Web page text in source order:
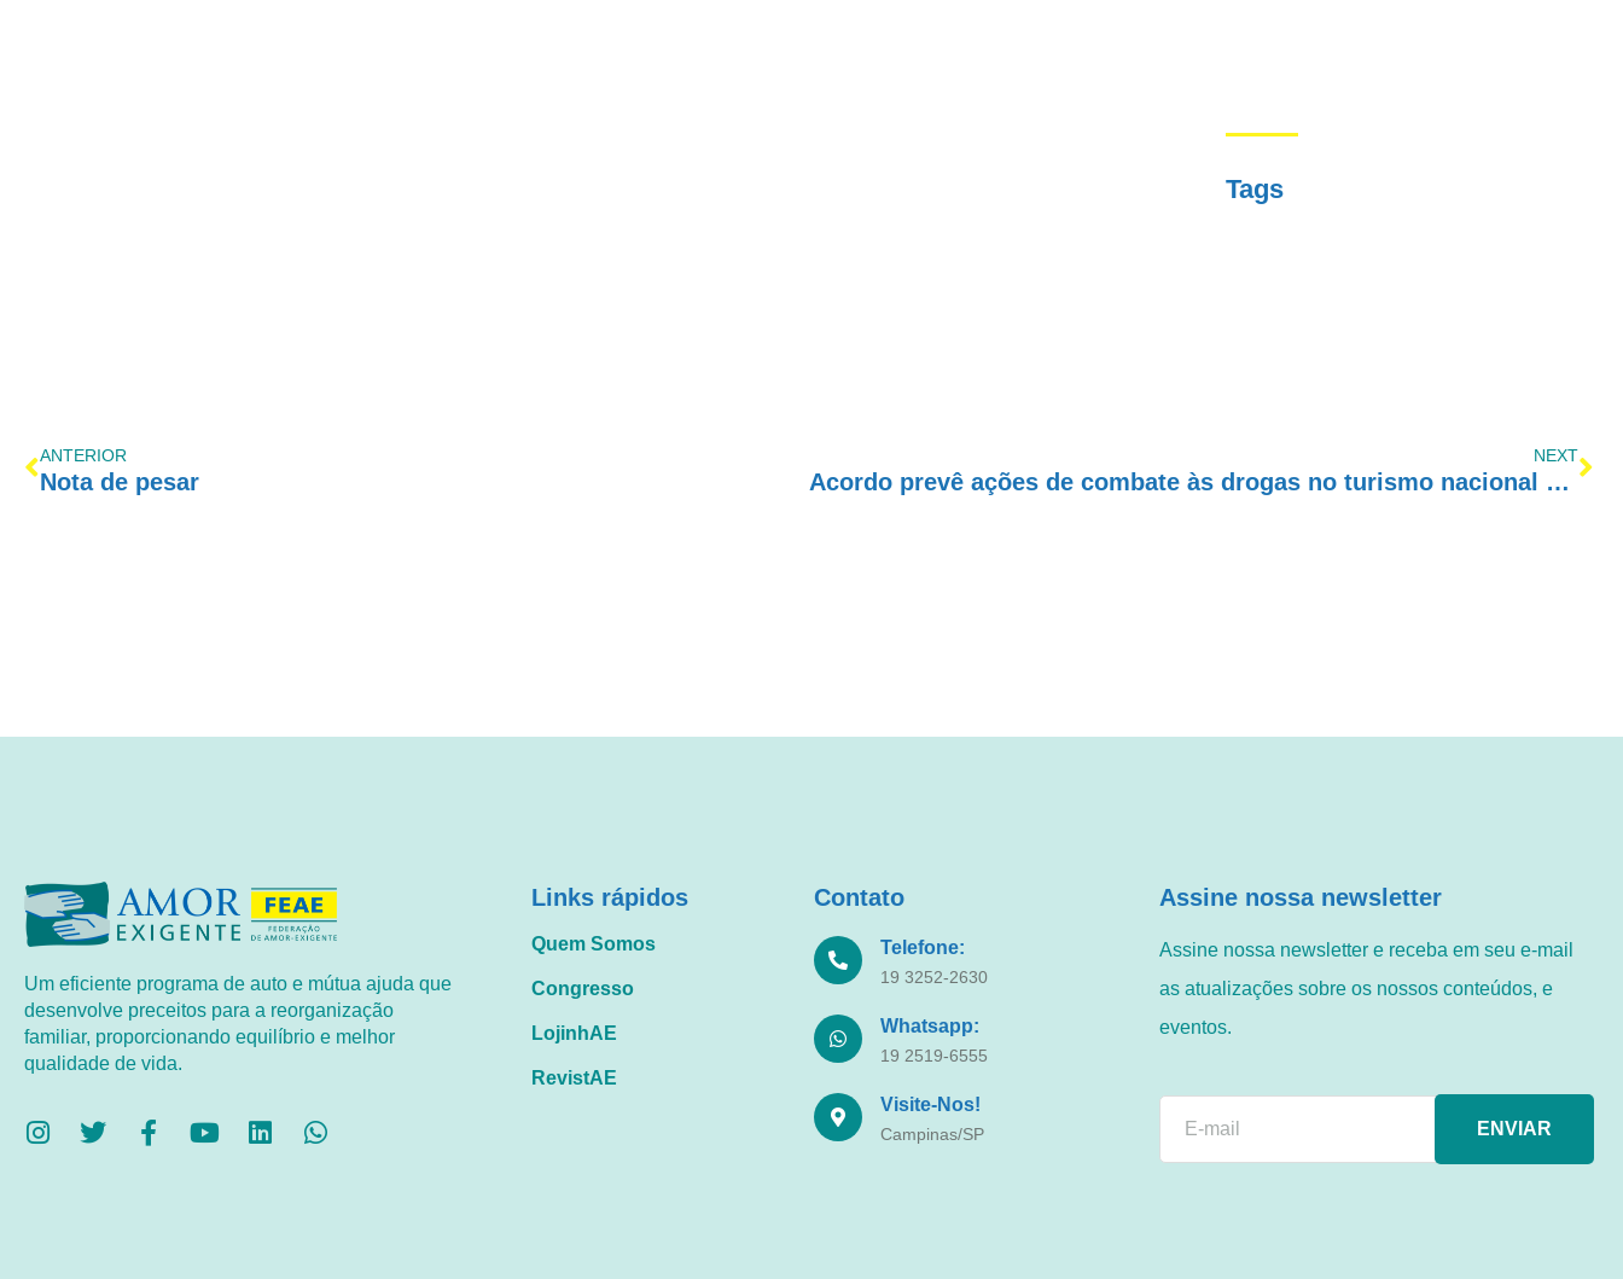
Tags
ANTERIOR
Nota de pesar
NEXT
Acordo prevê ações de combate às drogas no turismo nacional e internacional
Um eficiente programa de auto e mútua ajuda que
desenvolve preceitos para a reorganização
familiar, proporcionando equilíbrio e melhor
qualidade de vida.
Links rápidos
Quem Somos
Congresso
LojinhAE
RevistAE
Contato
Telefone:
19 3252-2630
Whatsapp:
19 2519-6555
Visite-Nos!
Campinas/SP
Assine nossa newsletter
Assine nossa newsletter e receba em seu e-mail
as atualizações sobre os nossos conteúdos, e
eventos.
ENVIAR